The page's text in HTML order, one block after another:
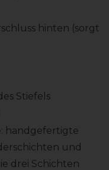
hinten (sorgt
Stiefels
handgefertigte
und
drei Schichten